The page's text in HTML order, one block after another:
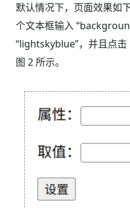
默认情况下，页面效果如
个文本框输入
“lightskyblue”，并且点
图 2 所示。